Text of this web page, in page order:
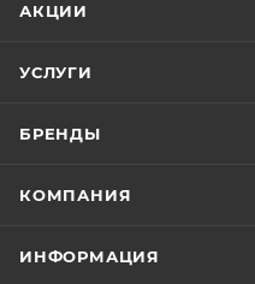
АКЦИИ
УСЛУГИ
БРЕНДЫ
КОМПАНИЯ
ИНФОРМАЦИЯ